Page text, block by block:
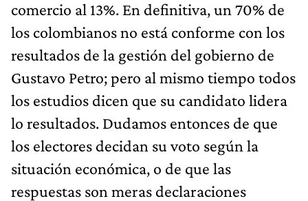
comercio al 13%. En definitiva, un 70% de
los colombianos no está conforme con los
resultados de la gestión del gobierno de
Gustavo Petro; pero al mismo tiempo todos
los estudios dicen que su candidato lidera
lo resultados. Dudamos entonces de que
los electores decidan su voto según la
situación económica, o de que las
respuestas son meras declaraciones